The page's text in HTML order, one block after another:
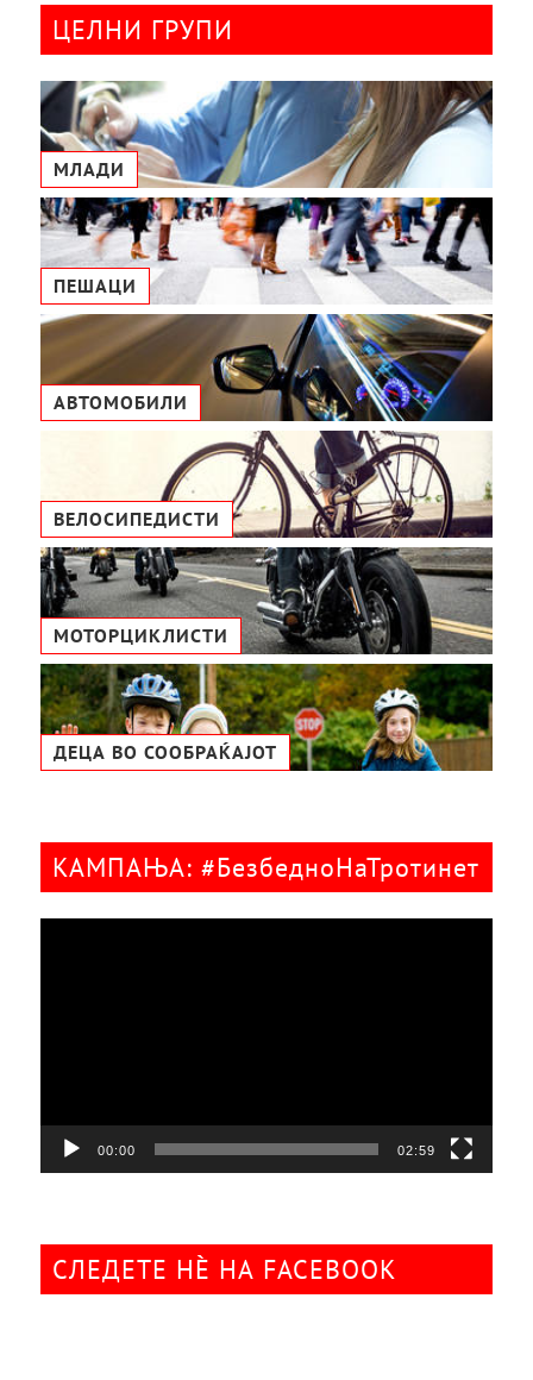
ЦЕЛНИ ГРУПИ
МЛАДИ
ПЕШАЦИ
АВТОМОБИЛИ
ВЕЛОСИПЕДИСТИ
МОТОРЦИКЛИСТИ
ДЕЦА ВО СООБРАЌАЈОТ
КАМПАЊА: #БезбедноНаТротинет
00:00 02:59
СЛЕДЕТЕ НÈ НА FACEBOOK